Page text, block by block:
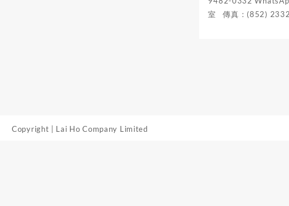
室 傳真：(852) 2332
Copyright | Lai Ho Company Limited